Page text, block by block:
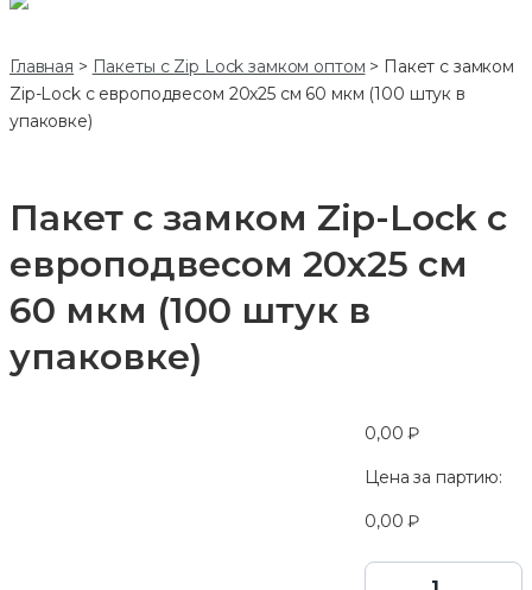
Главная > Пакеты с Zip Lock замком оптом > Пакет с замком
Zip-Lock с европодвесом 20х25 см 60 мкм (100 штук в
упаковке)
Пакет с замком Zip-Lock с
европодвесом 20х25 см
60 мкм (100 штук в
упаковке)
0,00₽
Цена за партию:
0,00₽